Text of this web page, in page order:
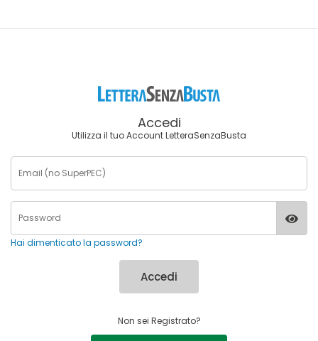
Accedi
Utilizza il tuo Account LetteraSenzaBusta
Hai dimenticato la password?
Accedi
Non sei Registrato?